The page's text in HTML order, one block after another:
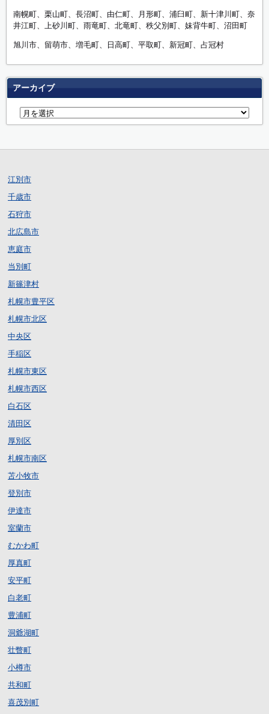
南幌町、栗山町、長沼町、由仁町、月形町、浦臼町、新十津川町、奈
井江町、上砂川町、雨竜町、北竜町、秩父別町、妹背牛町、沼田町
旭川市、留萌市、増毛町、日高町、平取町、新冠町、占冠村
アーカイブ
江別市
千歳市
石狩市
北広島市
恵庭市
当別町
新篠津村
札幌市豊平区
札幌市北区
中央区
手稲区
札幌市東区
札幌市西区
白石区
清田区
厚別区
札幌市南区
苫小牧市
登別市
伊達市
室蘭市
むかわ町
厚真町
安平町
白老町
豊浦町
洞爺湖町
壮瞥町
小樽市
共和町
喜茂別町